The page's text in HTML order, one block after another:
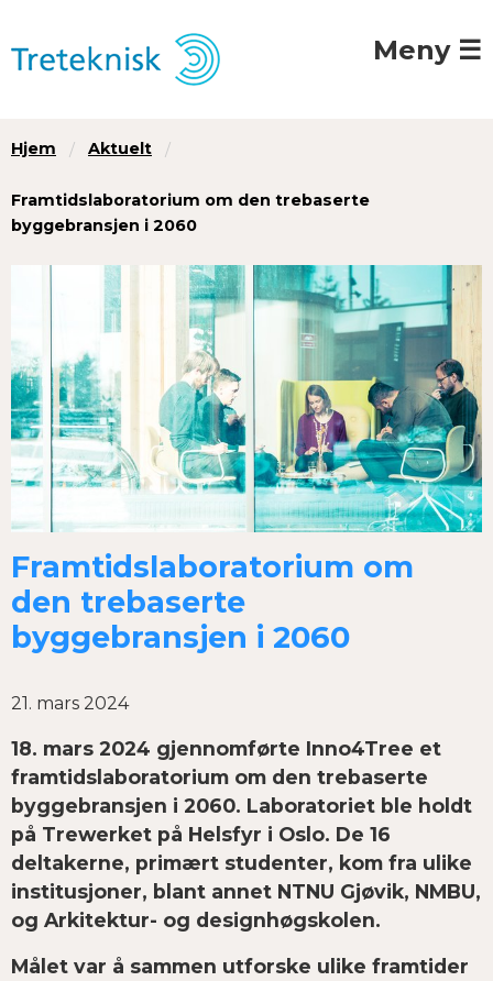
Meny ☰
Hjem Aktuelt
Framtidslaboratorium om den trebaserte
byggebransjen i 2060
Framtidslaboratorium om
den trebaserte
byggebransjen i 2060
21. mars 2024
18. mars 2024 gjennomførte Inno4Tree et
framtidslaboratorium om den trebaserte
byggebransjen i 2060. Laboratoriet ble holdt
på Trewerket på Helsfyr i Oslo. De 16
deltakerne, primært studenter, kom fra ulike
institusjoner, blant annet NTNU Gjøvik, NMBU,
og Arkitektur- og designhøgskolen.
Målet var å sammen utforske ulike framtider